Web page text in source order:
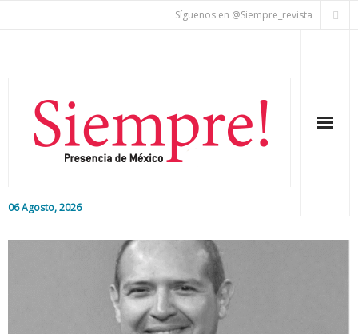
Síguenos en @Siempre_revista
06 Agosto, 2026